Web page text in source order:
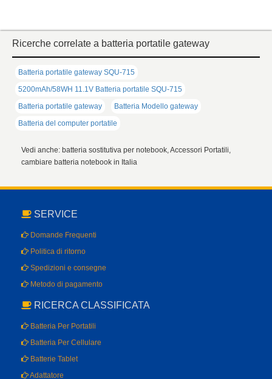
Ricerche correlate a batteria portatile gateway
Batteria portatile gateway SQU-715
5200mAh/58WH 11.1V Batteria portatile SQU-715
Batteria portatile gateway
Batteria Modello gateway
Batteria del computer portatile
Vedi anche: batteria sostitutiva per notebook, Accessori Portatili,
cambiare batteria notebook in Italia
SERVICE
Domande Frequenti
Politica di ritorno
Spedizioni e consegne
Metodo di pagamento
RICERCA CLASSIFICATA
Batteria Per Portatili
Batteria Per Cellulare
Batterie Tablet
Adattatore